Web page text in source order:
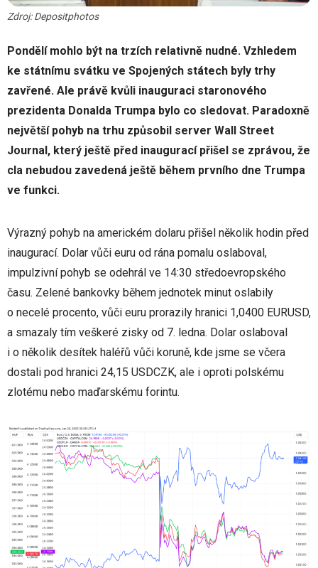
Zdroj: Depositphotos
Pondělí mohlo být na trzích relativně nudné. Vzhledem
ke státnímu svátku ve Spojených státech byly trhy
zavřené. Ale právě kvůli inauguraci staronového
prezidenta Donalda Trumpa bylo co sledovat. Paradoxně
největší pohyb na trhu způsobil server Wall Street
Journal, který ještě před inaugurací přišel se zprávou, že
cla nebudou zavedená ještě během prvního dne Trumpa
ve funkci.
Výrazný pohyb na americkém dolaru přišel několik hodin před
inaugurací. Dolar vůči euru od rána pomalu oslaboval,
impulzivní pohyb se odehrál ve 14:30 středoevropského
času. Zelené bankovky během jednotek minut oslabily
o necelé procento, vůči euru prorazily hranici 1,0400 EURUSD,
a smazaly tím veškeré zisky od 7. ledna. Dolar oslaboval
i o několik desítek haléřů vůči koruně, kde jsme se včera
dostali pod hranici 24,15 USDCZK, ale i oproti polskému
zlotému nebo maďarskému forintu.